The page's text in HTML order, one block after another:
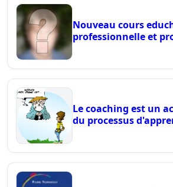
Nouveau cours
professionnelle et
Le coaching est un
du processus